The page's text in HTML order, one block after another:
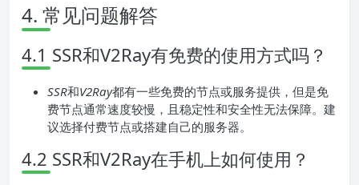
4. 常见问题解答
4.1 SSR和V2Ray有免费的使用方式吗？
SSR和V2Ray都有一些免费的节点或服务提供，但是免
费节点通常速度较慢，且稳定性和安全性无法保障。建
议选择付费节点或搭建自己的服务器。
4.2 SSR和V2Ray在手机上如何使用？